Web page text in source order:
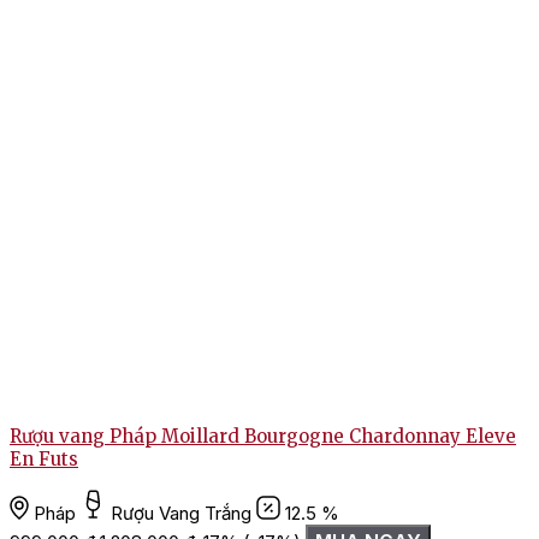
Rượu vang Pháp Moillard Bourgogne Chardonnay Eleve
En Futs
Pháp Rượu Vang Trắng
12.5 %